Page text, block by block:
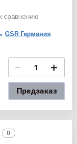
сравнению
GSR Германия
− +
Предзаказ
0